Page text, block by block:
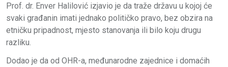
Prof. dr. Enver Halilović izjavio je da traže državu u kojoj će
svaki građanin imati jednako političko pravo, bez obzira na
etničku pripadnost, mjesto stanovanja ili bilo koju drugu
razliku.
Dodao je da od OHR-a, međunarodne zajednice i domaćih